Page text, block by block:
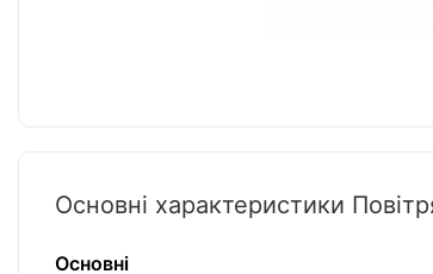
Основні характеристики
Основні